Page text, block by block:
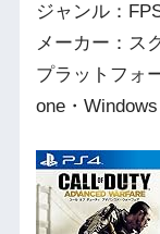
ジャンル：
メーカー：ス
プラットフォ
one・Windows